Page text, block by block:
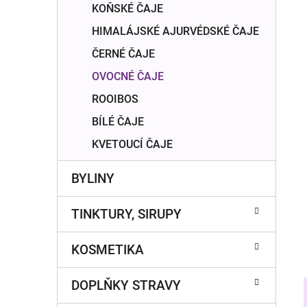
KOŇSKÉ ČAJE
HIMALÁJSKÉ AJURVÉDSKÉ ČAJE
ČERNÉ ČAJE
OVOCNÉ ČAJE
ROOIBOS
BÍLÉ ČAJE
KVETOUCÍ ČAJE
BYLINY
TINKTURY, SIRUPY
KOSMETIKA
DOPLŇKY STRAVY